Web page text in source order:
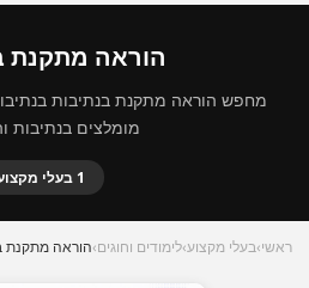
הוראה מתקנת
מחפש הוראה מתקנת בנתיבות
מומלצים בנתיבות
1 בעלי מקצוע
ראשי›בעלי מקצוע›לימודים וחוגים›הוראה מתקנת